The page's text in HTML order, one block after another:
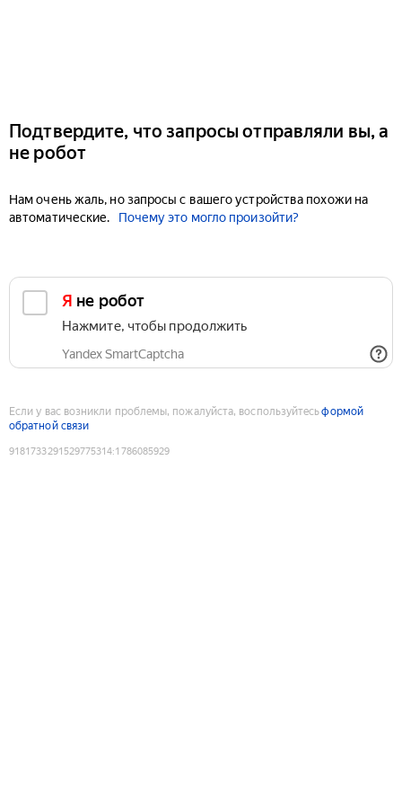
Подтвердите, что запросы отправляли вы, а
не робот
Нам очень жаль, но запросы с вашего устройства похожи на
автоматические.
Почему это могло произойти?
Я не робот
Нажмите, чтобы продолжить
Yandex SmartCaptcha
Если у вас возникли проблемы, пожалуйста, воспользуйтесьформой
обратной связи
9181733291529775314:1786085929